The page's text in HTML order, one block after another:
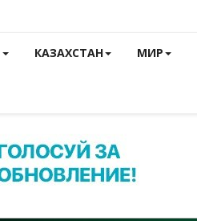
КАЗАХСТАН МИР